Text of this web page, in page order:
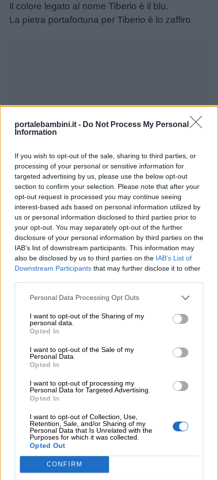
portalebambini.it - Do Not Process My Personal
Information
If you wish to opt-out of the sale, sharing to third parties, or
processing of your personal or sensitive information for
targeted advertising by us, please use the below opt-out
section to confirm your selection. Please note that after your
opt-out request is processed you may continue seeing
interest-based ads based on personal information utilized by
us or personal information disclosed to third parties prior to
your opt-out. You may separately opt-out of the further
disclosure of your personal information by third parties on the
IAB’s list of downstream participants. This information may
also be disclosed by us to third parties on the IAB’s List of
Downstream Participants that may further disclose it to other
Personal Data Processing Opt Outs
I want to opt-out of the Sharing of my
personal data.
Opted In
I want to opt-out of the Sale of my
Personal Data.
Opted In
I want to opt-out of processing my
Personal Data for Targeted Advertising.
Opted In
I want to opt-out of Collection, Use,
Retention, Sale, and/or Sharing of my
Personal Data that Is Unrelated with the
Purposes for which it was collected.
Opted Out
CONFIRM
Menu
Schede
didattiche
Disegni
da
colorare
Storie
per
bambini
giornate
Filastrocche
Giochi
Lavoretti
Nomi
maschili
Il colore legato al nome Tiberio è il blu.
La pietra portafortuna per Tiberio è lo zaffiro.
scheda del nome Tiberio.